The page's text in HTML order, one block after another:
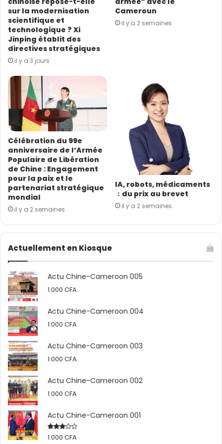
E
m
a
l
sur la modernisation
scientifique et
technologique ? Xi
Jinping établit des
directives stratégiques
il y a 3 jours
Cameroun
il y a 2 semaines
Célébration du 99e
anniversaire de l’Armée
Populaire de Libération
de Chine : Engagement
pour la paix et le
partenariat stratégique
mondial
il y a 2 semaines
IA, robots, médicaments
：du prix au brevet
il y a 2 semaines
Actuellement en Kiosque
Actu Chine-Cameroon 005
1.000 CFA
Actu Chine-Cameroon 004
1.000 CFA
Actu Chine-Cameroon 003
1.000 CFA
Actu Chine-Cameroon 002
1.000 CFA
Actu Chine-Cameroon 001
Rated
1.000 CFA